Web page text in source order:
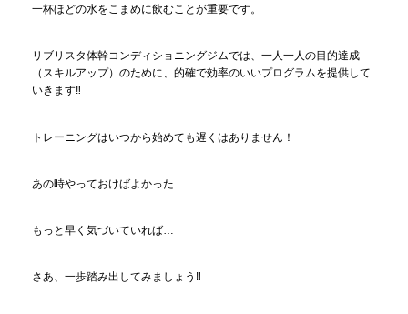
一杯ほどの水をこまめに飲むことが重要です。
リブリスタ体幹コンディショニングジムでは、一人一人の目的達成
（スキルアップ）のために、的確で効率のいいプログラムを提供して
いきます‼
トレーニングはいつから始めても遅くはありません！
あの時やっておけばよかった…
もっと早く気づいていれば…
さあ、一歩踏み出してみましょう‼